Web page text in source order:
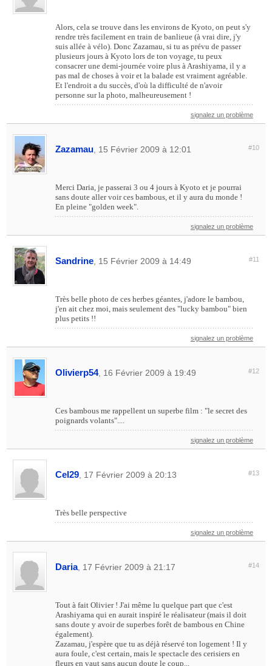
Alors, cela se trouve dans les environs de Kyoto, on peut s'y
rendre très facilement en train de banlieue (à vrai dire, j'y
suis allée à vélo). Donc Zazamau, si tu as prévu de passer
plusieurs jours à Kyoto lors de ton voyage, tu peux
consacrer une demi-journée voire plus à Arashiyama, il y a
pas mal de choses à voir et la balade est vraiment agréable.
Et l'endroit a du succès, d'où la difficulté de n'avoir
personne sur la photo, malheureusement !
signalez un problème
Zazamau, 15 Février 2009 à 12:01 #10
Merci Daria, je passerai 3 ou 4 jours à Kyoto et je pourrai
sans doute aller voir ces bambous, et il y aura du monde !
En pleine "golden week".
signalez un problème
Sandrine, 15 Février 2009 à 14:49 #11
Très belle photo de ces herbes géantes, j'adore le bambou,
j'en ait chez moi, mais seulement des "lucky bambou" bien
plus petits !!
signalez un problème
Olivierp54, 16 Février 2009 à 19:49 #12
Ces bambous me rappellent un superbe film : "le secret des
poignards volants"....
signalez un problème
Cel29, 17 Février 2009 à 20:13 #13
Très belle perspective
signalez un problème
Daria, 17 Février 2009 à 21:17 #14
Tout à fait Olivier ! J'ai même lu quelque part que c'est
Arashiyama qui en aurait inspiré le réalisateur (mais il doit
sans doute y avoir de superbes forêt de bambous en Chine
également).
Zazamau, j'espère que tu as déjà réservé ton logement ! Il y
aura foule, c'est certain, mais le spectacle des cerisiers en
fleurs en vaut sans aucun doute le coup...